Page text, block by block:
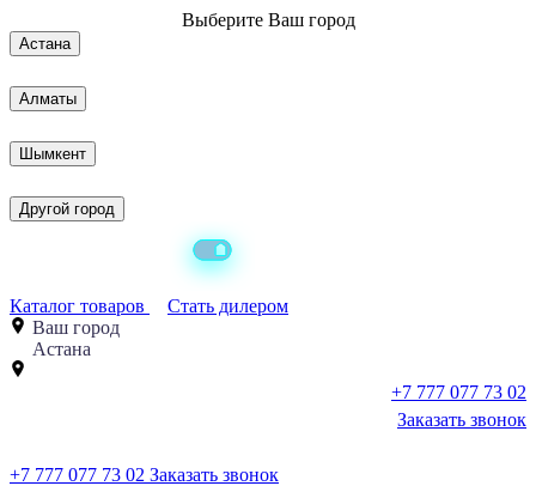
Выберите Ваш город
Астана
Алматы
Шымкент
Другой город
Каталог товаров
Стать дилером
Ваш город
Астана
+7 777 077 73 02
Заказать звонок
+7 777 077 73 02 Заказать звонок